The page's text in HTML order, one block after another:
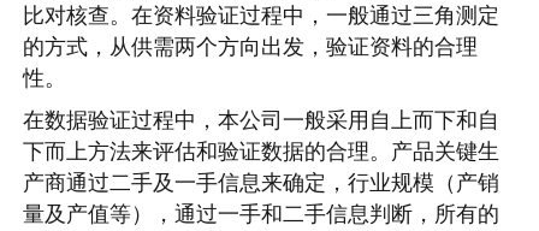
比对核查。在资料验证过程中，一般通过三角测定
的方式，从供需两个方向出发，验证资料的合理
性。
在数据验证过程中，本公司一般采用自上而下和自
下而上方法来评估和验证数据的合理。产品关键生
产商通过二手及一手信息来确定，行业规模（产销
量及产值等），通过一手和二手信息判断，所有的